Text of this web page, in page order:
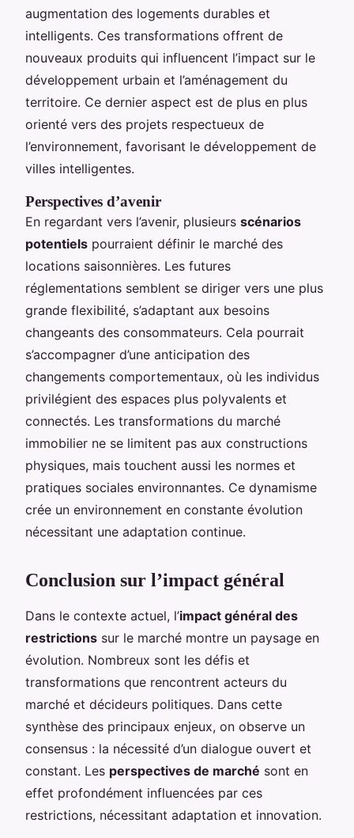
augmentation des logements durables et
intelligents. Ces transformations offrent de
nouveaux produits qui influencent l’impact sur le
développement urbain et l’aménagement du
territoire. Ce dernier aspect est de plus en plus
orienté vers des projets respectueux de
l’environnement, favorisant le développement de
villes intelligentes.
Perspectives d’avenir
En regardant vers l’avenir, plusieurs scénarios
potentiels pourraient définir le marché des
locations saisonnières. Les futures
réglementations semblent se diriger vers une plus
grande flexibilité, s’adaptant aux besoins
changeants des consommateurs. Cela pourrait
s’accompagner d’une anticipation des
changements comportementaux, où les individus
privilégient des espaces plus polyvalents et
connectés. Les transformations du marché
immobilier ne se limitent pas aux constructions
physiques, mais touchent aussi les normes et
pratiques sociales environnantes. Ce dynamisme
crée un environnement en constante évolution
nécessitant une adaptation continue.
Conclusion sur l’impact général
Dans le contexte actuel, l’impact général des
restrictions sur le marché montre un paysage en
évolution. Nombreux sont les défis et
transformations que rencontrent acteurs du
marché et décideurs politiques. Dans cette
synthèse des principaux enjeux, on observe un
consensus : la nécessité d’un dialogue ouvert et
constant. Les perspectives de marché sont en
effet profondément influencées par ces
restrictions, nécessitant adaptation et innovation.